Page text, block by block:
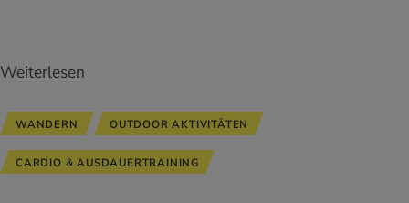
Weiterlesen
WANDERN OUTDOOR AKTIVITÄTEN
CARDIO & AUSDAUERTRAINING